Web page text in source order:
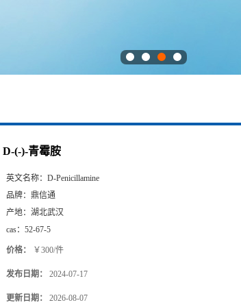
D-(-)-青霉胺
英文名称： D-Penicillamine
品牌： 鼎信通
产地： 湖北武汉
cas： 52-67-5
价格： ￥300/件
发布日期： 2024-07-17
更新日期： 2026-08-07